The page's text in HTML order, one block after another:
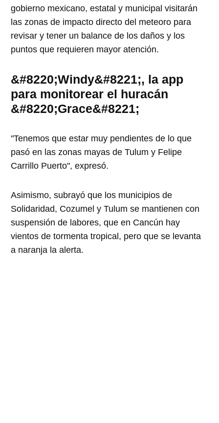
gobierno mexicano, estatal y municipal visitarán
las zonas de impacto directo del meteoro para
revisar y tener un balance de los daños y los
puntos que requieren mayor atención.
&#8220;Windy&#8221;, la app
para monitorear el huracán
&#8220;Grace&#8221;
"Tenemos que estar muy pendientes de lo que
pasó en las zonas mayas de Tulum y Felipe
Carrillo Puerto", expresó.
Asimismo, subrayó que los municipios de
Solidaridad, Cozumel y Tulum se mantienen con
suspensión de labores, que en Cancún hay
vientos de tormenta tropical, pero que se levanta
a naranja la alerta.